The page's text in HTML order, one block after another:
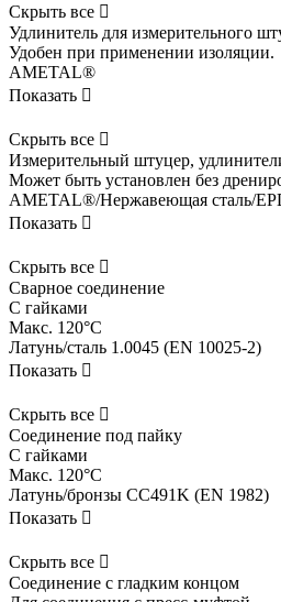
Скрыть все 
Удлинитель для измерительного
Удобен при применении изоляции.
AMETAL®
Показать 
Скрыть все 
Измерительный штуцер,
Может быть установлен без
AMETAL®/Нержавеющая сталь/
Показать 
Скрыть все 
Сварное соединение
С гайками
Макс. 120°C
Латунь/сталь 1.0045 (EN 10025-2)
Показать 
Скрыть все 
Соединение под пайку
С гайками
Макс. 120°C
Латунь/бронзы CC491K (EN 1982)
Показать 
Скрыть все 
Соединение с гладким концом